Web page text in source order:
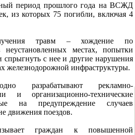
период прошлого года на ВСЖД
из которых 75 погибли, включая 4
травм – хождение по
местах, попытки
спрыгнуть с нее и другие нарушения
железнодорожной инфраструктуры.
разрабатывают рекламно-
и организационно-технические
на предупреждение случаев
движения поездов.
граждан к повышенной